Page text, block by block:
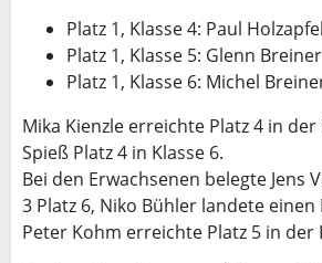
Platz 1, Klasse 4: Paul Holzapfel
Platz 1, Klasse 5: Glenn Breiner
Platz 1, Klasse 6: Michel
Mika Kienzle erreichte Platz 4 in der
Spieß Platz 4 in Klasse 6.
Bei den Erwachsenen belegte Jens
3 Platz 6, Niko Bühler landete
Peter Kohm erreichte Platz 5 in der